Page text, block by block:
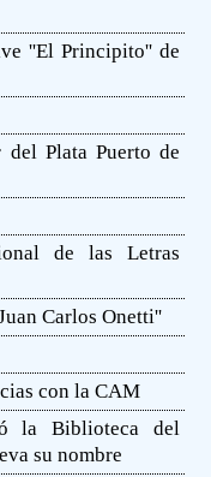
''El Principito'' de
Plata Puerto de
de las Letras
Carlos Onetti''
con la CAM
la Biblioteca del
su nombre